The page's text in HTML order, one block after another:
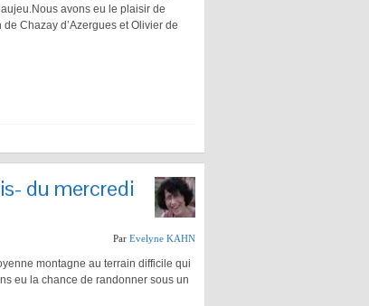
avons eu le plaisir de
Chazay d’Azergues et Olivier de
du mercredi
Par Evelyne KAHN
montagne au terrain difficile qui
eu la chance de randonner sous un